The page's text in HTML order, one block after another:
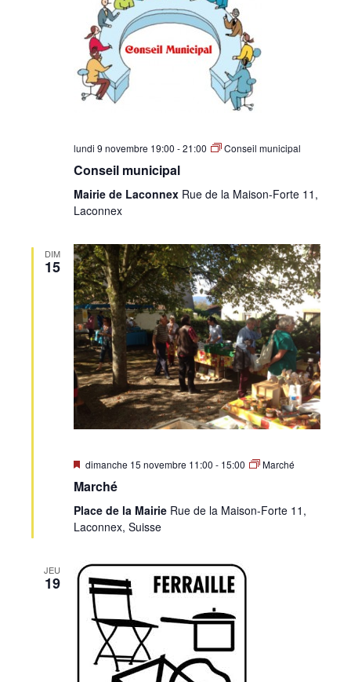
lundi 9 novembre 19:00 -21:00 Conseil municipal
Conseil municipal
Mairie de Laconnex Rue de la Maison-Forte 11,
Laconnex
DIM
15
Mis
avant
dimanche 15 novembre 11:00 - 15:00 Marché
Marché
Place de la Mairie Rue de la Maison-Forte 11,
Laconnex, Suisse
JEU
19